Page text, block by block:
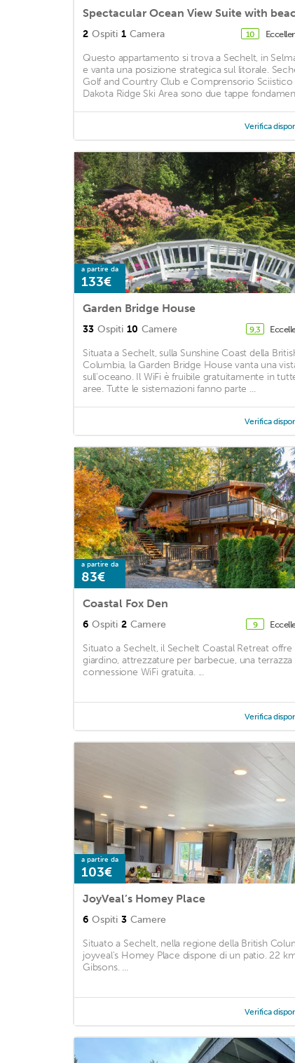
2 Ospiti 1 Camera 10
Questo appartamento si trova a Sechelt, in
e vanta una posizione strategica sul litorale.
Golf and Country Club e Comprensorio Sciistico
Dakota Ridge Ski Area sono due tappe
Verifica
a partire da
133€
Garden Bridge House
33 Ospiti 10 Camere 9,3
Situata a Sechelt, sulla Sunshine Coast della
Columbia, la Garden Bridge House vanta una
sull'oceano. Il WiFi è fruibile gratuitamente in
aree. Tutte le sistemazioni fanno parte ...
Verifica
a partire da
83€
Coastal Fox Den
6 Ospiti 2 Camere 9
Situato a Sechelt, il Sechelt Coastal Retreat offre
giardino, attrezzature per barbecue, una terrazza
connessione WiFi gratuita. ...
Verifica
a partire da
103€
JoyVeal’s Homey Place
6 Ospiti 3 Camere
Situato a Sechelt, nella regione della British
joyveal's Homey Place dispone di un patio. 22
Gibsons. ...
Verifica